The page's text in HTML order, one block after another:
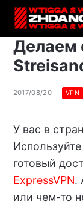
Делаем
2017/08/20 VPN
У вас в
Используйте
готовый
ExpressVPN.
или чем-то